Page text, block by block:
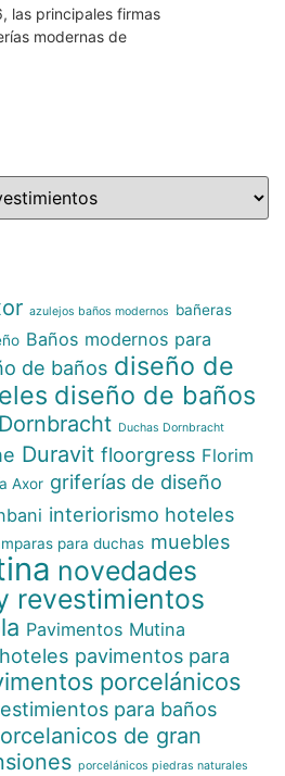
las principales firmas
modernas de
azulejos baños modernos
bañeras
Baños modernos para
de baños diseño de
diseño de baños
Dornbracht Duchas Dornbracht
Duravit floorgress Florim
Axor griferías de diseño
interiorismo hoteles
para duchas muebles
novedades
revestimientos
Pavimentos Mutina
pavimentos para
porcelánicos
para baños
de gran
porcelánicos piedras naturales